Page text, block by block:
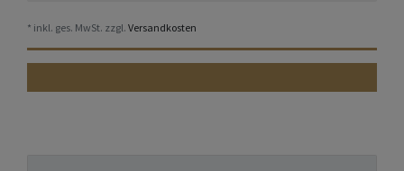
* inkl. ges. MwSt. zzgl. Versandkosten